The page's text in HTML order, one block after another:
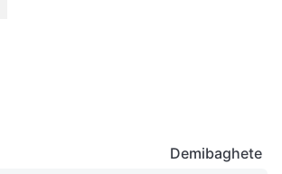
Demibaghete